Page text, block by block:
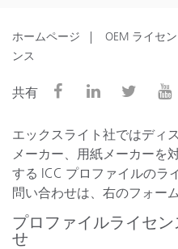
ホームページ OEM ライセ
ンス
共有
エックスライト社ではディ
メーカー、用紙メーカーを
する ICC プロファイルのラ
問い合わせは、右のフォー
プロファイルライセ
せ